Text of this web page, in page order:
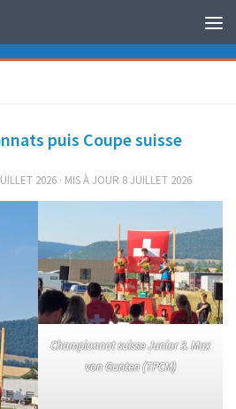
puis Coupe suisse
2026 · MIS À JOUR 8 JUILLET 2026
Championnat suisse Junior 3. Max
von Gunten (TPCM)